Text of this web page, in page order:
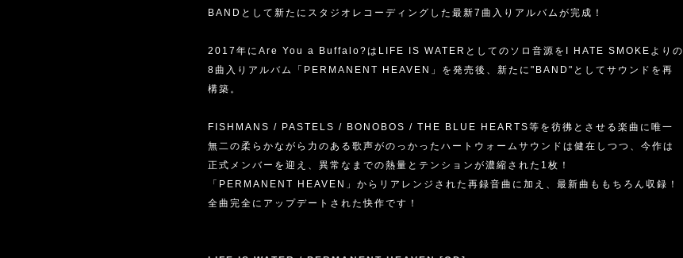
BANDとして新たにスタジオレコーディングした最新7曲入りアルバムが完成！
2017年にAre You a Buffalo?はLIFE IS WATERとしてのソロ音源をI HATE SMOKEよりの
8曲入りアルバム「PERMANENT HEAVEN」を発売後、新たに"BAND"としてサウンドを再
構築。
FISHMANS / PASTELS / BONOBOS / THE BLUE HEARTS等を彷彿とさせる楽曲に唯一
無二の柔らかながら力のある歌声がのっかったハートウォームサウンドは健在しつつ、今作は
正式メンバーを迎え、異常なまでの熱量とテンションが濃縮された1枚！
「PERMANENT HEAVEN」からリアレンジされた再録音曲に加え、最新曲ももちろん収録！
全曲完全にアップデートされた快作です！